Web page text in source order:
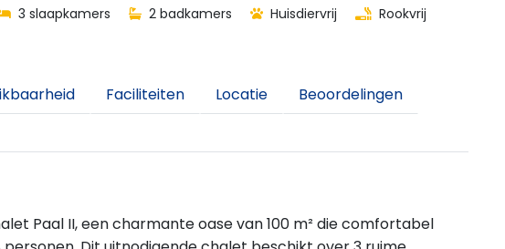
3 slaapkamers 2 badkamers Huisdiervrij Rookvrij
Faciliteiten Locatie
Beoordelingen
Paal II, een charmante oase van 100 m² die comfortabel